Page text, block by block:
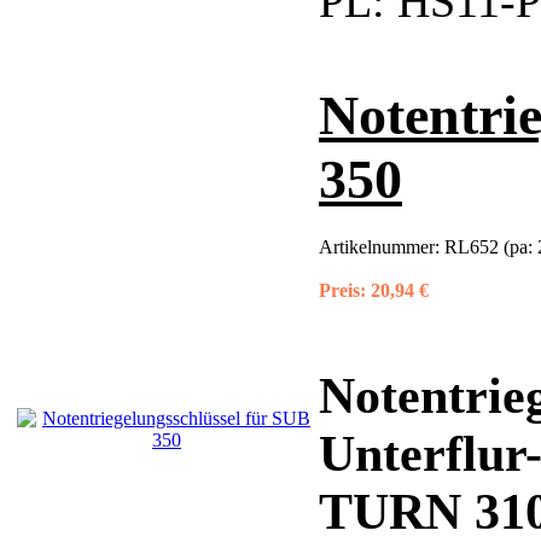
350
Artikelnummer: RL652 (pa:
Preis: 20,94 €
TURN